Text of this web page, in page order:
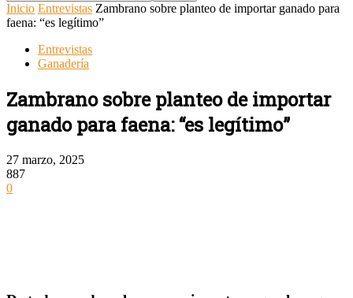
Inicio Entrevistas Zambrano sobre planteo de importar ganado para
faena: “es legítimo”
Entrevistas
Ganadería
Zambrano sobre planteo de importar
ganado para faena: “es legítimo”
27 marzo, 2025
887
0